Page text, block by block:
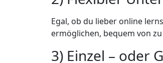
Egal, ob du lieber online
ermöglichen, bequem von
3) Einzel – oder